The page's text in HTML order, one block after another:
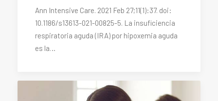
Ann Intensive Care. 2021 Feb 27;11(1):37. doi:
10.1186/s13613-021-00825-5. La insuficiencia
respiratoria aguda (IRA) por hipoxemia aguda
es la…